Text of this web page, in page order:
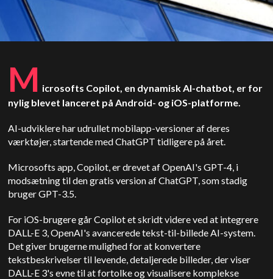
M icrosofts Copilot, en dynamisk AI-chatbot, er for
nylig blevet lanceret på Android- og iOS-platforme.
AI-udviklere har udrullet mobilapp-versioner af deres
værktøjer, startende med ChatGPT tidligere på året.
Microsofts app, Copilot, er drevet af OpenAI's GPT-4, i
modsætning til den gratis version af ChatGPT, som stadig
bruger GPT-3.5.
For iOS-brugere går Copilot et skridt videre ved at integrere
DALL-E 3, OpenAI's avancerede tekst-til-billede AI-system.
Det giver brugerne mulighed for at konvertere
tekstbeskrivelser til levende, detaljerede billeder, der viser
DALL-E 3's evne til at fortolke og visualisere komplekse